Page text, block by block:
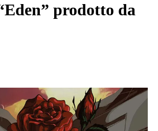
prodotto da